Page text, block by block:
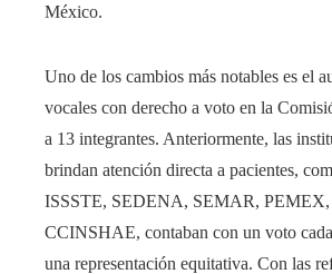
México.
Uno de los cambios más notables es el
vocales con derecho a voto en la
a 13 integrantes. Anteriormente, las
brindan atención directa a pacientes,
ISSSTE, SEDENA, SEMAR,
CCINSHAE, contaban con un voto
una representación equitativa. Con las